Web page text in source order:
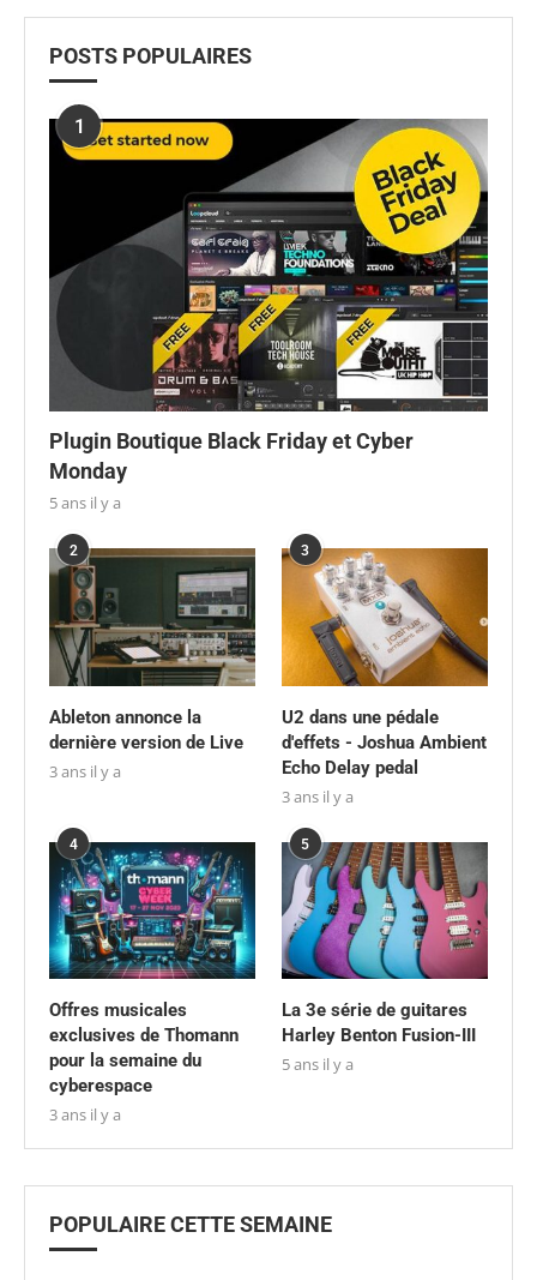
POSTS POPULAIRES
1
Plugin Boutique Black Friday et Cyber
Monday
5 ans il y a
2
Ableton annonce la
dernière version de Live
3 ans il y a
3
U2 dans une pédale
d'effets - Joshua Ambient
Echo Delay pedal
3 ans il y a
4
Offres musicales
exclusives de Thomann
pour la semaine du
cyberespace
3 ans il y a
5
La 3e série de guitares
Harley Benton Fusion-III
5 ans il y a
POPULAIRE CETTE SEMAINE